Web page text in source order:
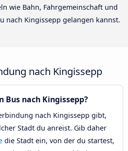
wie Bahn, Fahrgemeinschaft und
nach Kingissepp gelangen kannst.
nach Kingissepp
Bus nach Kingissepp?
nach Kingissepp gibt,
Stadt du anreist. Gib daher
die Stadt ein, von der du startest,